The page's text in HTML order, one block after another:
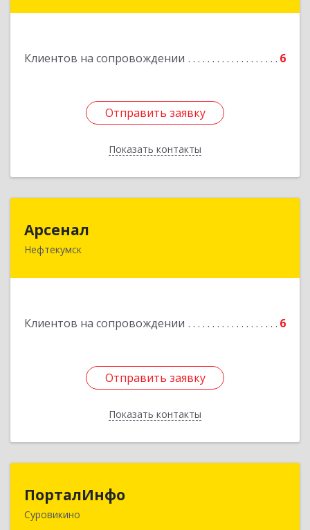
Клиентов на сопровождении 6
Отправить заявку
Показать контакты
Отправить заявку
Назад
Арсенал
Нефтекумск
Клиентов на сопровождении 6
Отправить заявку
Показать контакты
Отправить заявку
Назад
ПорталИнфо
Суровикино
404414, г.Суровкино Волгоградской обл. ул. 1-й